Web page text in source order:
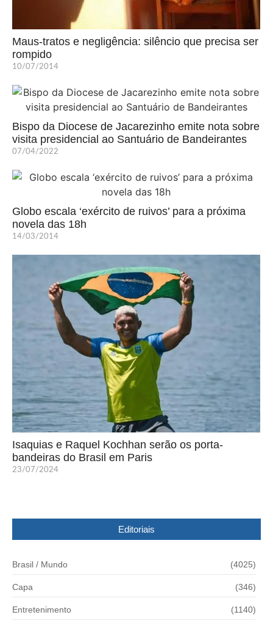
Maus-tratos e negligência: silêncio que precisa ser
rompido
10/07/2014
Bispo da Diocese de Jacarezinho emite nota sobre
visita presidencial ao Santuário de Bandeirantes
07/04/2022
Globo escala ‘exército de ruivos’ para a próxima
novela das 18h
14/03/2014
Isaquias e Raquel Kochhan serão os porta-
bandeiras do Brasil em Paris
23/07/2024
Editoriais
Brasil / Mundo (4025)
Capa (346)
Entretenimento (1140)